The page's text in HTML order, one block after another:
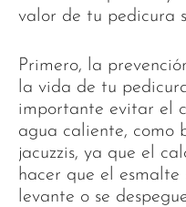
valor de tu pedicura
Primero, la
la vida de tu
importante evitar el
agua caliente, como
jacuzzis, ya que el
hacer que el esmalte
levante o se